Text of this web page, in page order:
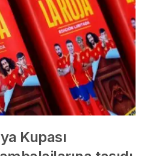
Kupası